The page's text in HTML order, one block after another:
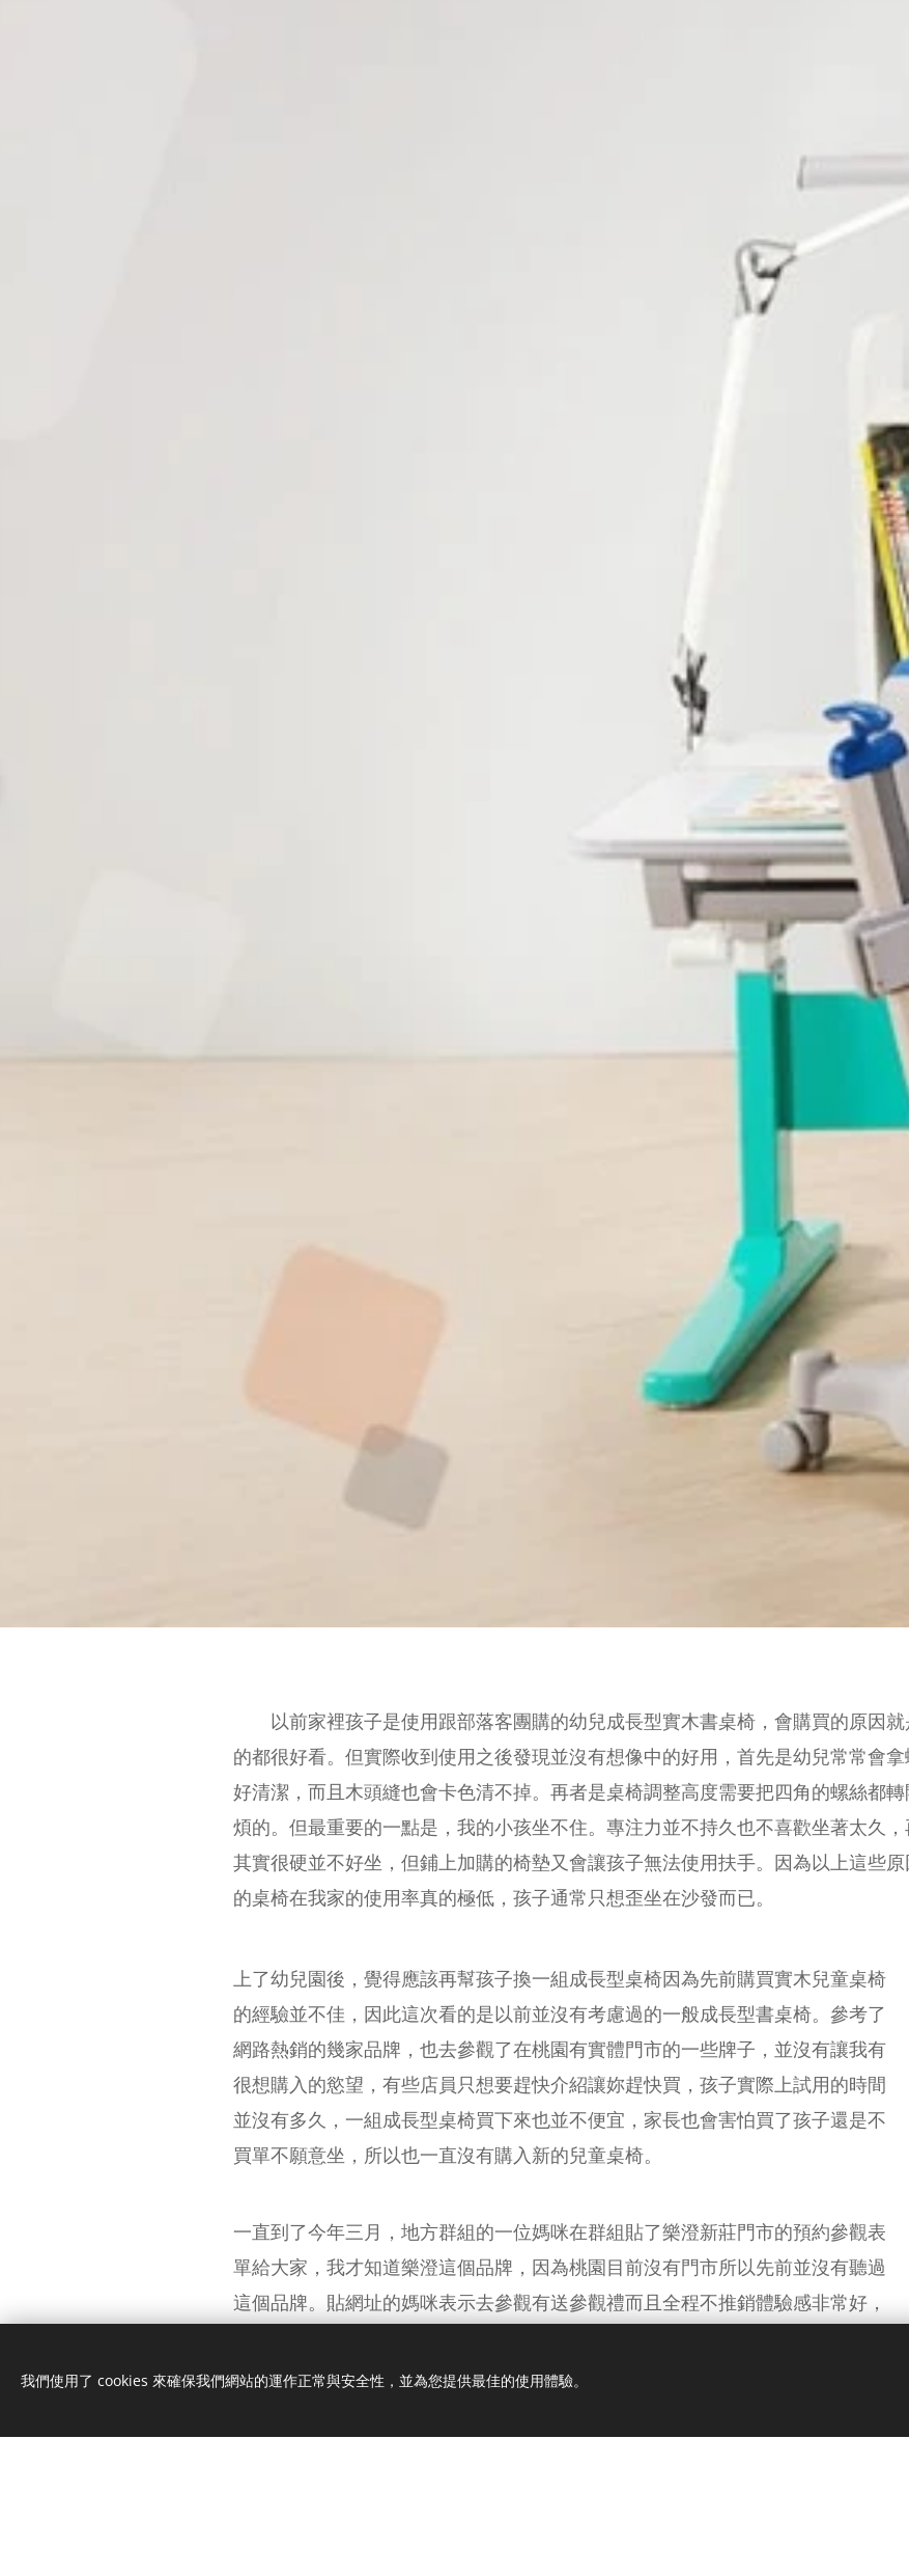
以前家裡孩子是使用跟部落客團購的幼兒成長型實木書桌椅，會購買的原因就
的都很好看。但實際收到使用之後發現並沒有想像中的好用，首先是幼兒常常會
好清潔，而且木頭縫也會卡色清不掉。再者是桌椅調整高度需要把四角的螺絲都
煩的。但最重要的一點是，我的小孩坐不住。專注力並不持久也不喜歡坐著太久
其實很硬並不好坐，但鋪上加購的椅墊又會讓孩子無法使用扶手。因為以上這些
的桌椅在我家的使用率真的極低，孩子通常只想歪坐在沙發而已。
上了幼兒園後，覺得應該再幫孩子換一組成長型桌椅因為先前購買實木兒童桌椅
的經驗並不佳，因此這次看的是以前並沒有考慮過的一般成長型書桌椅。參考了
網路熱銷的幾家品牌，也去參觀了在桃園有實體門市的一些牌子，並沒有讓我有
很想購入的慾望，有些店員只想要趕快介紹讓妳趕快買，孩子實際上試用的時間
並沒有多久，一組成長型桌椅買下來也並不便宜，家長也會害怕買了孩子還是不
買單不願意坐，所以也一直沒有購入新的兒童桌椅。
一直到了今年三月，地方群組的一位媽咪在群組貼了樂澄新莊門市的預約參觀表
單給大家，我才知道樂澄這個品牌，因為桃園目前沒有門市所以先前並沒有聽過
這個品牌。貼網址的媽咪表示去參觀有送參觀禮而且全程不推銷體驗感非常好，
我們使用了 cookies 來確保我們網站的運作正常與安全性，並為您提供最佳的使用體驗。